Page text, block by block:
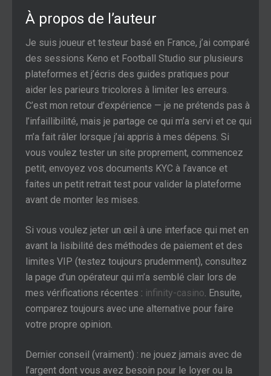
À propos de l’auteur
Je suis joueur et testeur basé en France, j’ai comparé
des sessions Keno et Football Studio sur plusieurs
plateformes et j’écris des guides pratiques pour
aider les parieurs tricolores à limiter les erreurs.
C’est mon retour d’expérience — je ne prétends pas à
l’infaillibilité, mais je partage ce qui m’a servi et ce qui
m’a fait râler lorsque j’ai appris à mes dépens. Si
vous voulez tester un site proprement, commencez
petit, envoyez vos documents KYC à l’avance et
faites un petit retrait test pour valider la plateforme
avant de monter les mises.
Si vous voulez jeter un œil à une interface qui met en
avant la lisibilité des méthodes de paiement et des
limites VIP (testez toujours prudemment), consultez
la page d’un opérateur qui m’a semblé clair lors de
mes vérifications récentes : infinity-casino. Ensuite,
comparez toujours avec une alternative pour faire
votre propre opinion.
Dernier conseil (vraiment) : ne jouez jamais avec de
l’argent dont vous avez besoin pour le loyer ou la